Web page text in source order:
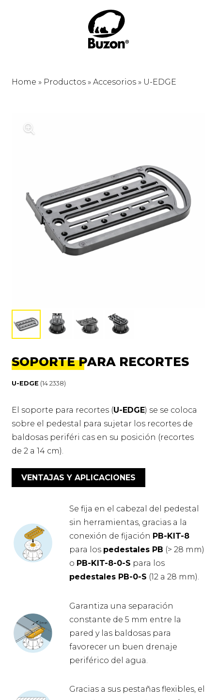
Home » Productos » Accesorios » U-EDGE
SOPORTE PARA RECORTES
U-EDGE (14 2338)
El soporte para recortes (U-EDGE) se se coloca
sobre el pedestal para sujetar los recortes de
baldosas periféri cas en su posición (recortes
de 2 a 14 cm).
VENTAJAS Y APLICACIONES
Se fija en el cabezal del pedestal
sin herramientas, gracias a la
conexión de fijación PB-KIT-8
para los pedestales PB (> 28 mm)
o PB-KIT-8-0-S para los
pedestales PB-0-S (12 a 28 mm).
Garantiza una separación
constante de 5 mm entre la
pared y las baldosas para
favorecer un buen drenaje
periférico del agua.
Gracias a sus pestañas flexibles, el